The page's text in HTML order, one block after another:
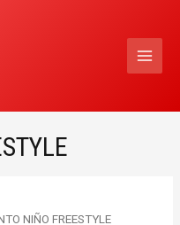
NIÑO FREESTYLE